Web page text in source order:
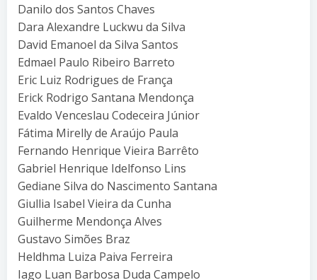
Danilo dos Santos Chaves
Dara Alexandre Luckwu da Silva
David Emanoel da Silva Santos
Edmael Paulo Ribeiro Barreto
Eric Luiz Rodrigues de França
Erick Rodrigo Santana Mendonça
Evaldo Venceslau Codeceira Júnior
Fátima Mirelly de Araújo Paula
Fernando Henrique Vieira Barrêto
Gabriel Henrique Idelfonso Lins
Gediane Silva do Nascimento Santana
Giullia Isabel Vieira da Cunha
Guilherme Mendonça Alves
Gustavo Simões Braz
Heldhma Luiza Paiva Ferreira
Iago Luan Barbosa Duda Campelo